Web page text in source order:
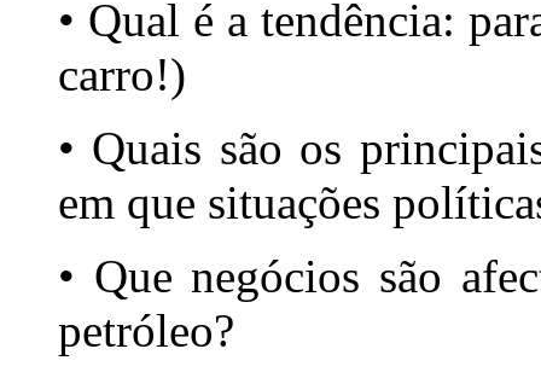
• Qual é a tendência:
carro!)
• Quais são os
em que situações
• Que negócios são
petróleo?